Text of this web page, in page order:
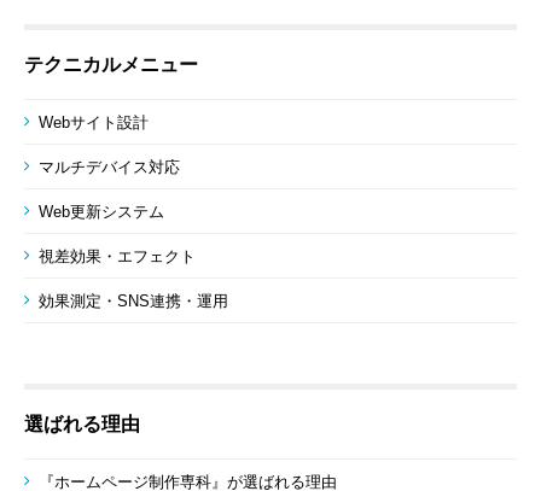
テクニカルメニュー
Webサイト設計
マルチデバイス対応
Web更新システム
視差効果・エフェクト
効果測定・SNS連携・運用
選ばれる理由
『ホームページ制作専科』が選ばれる理由